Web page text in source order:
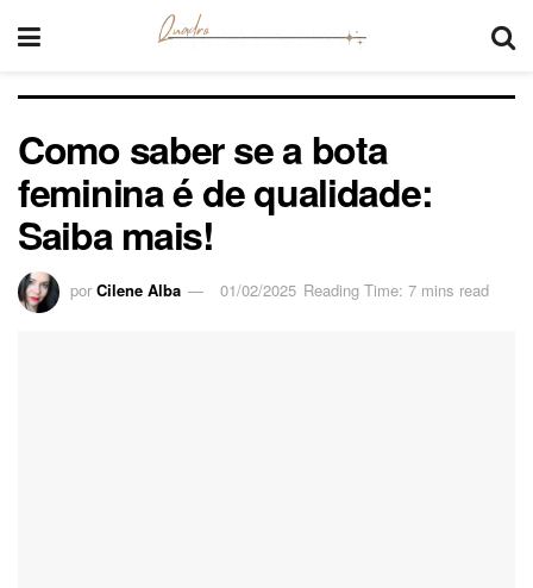
Como saber se a bota
feminina é de qualidade:
Saiba mais!
por Cilene Alba 01/02/2025 Reading Time: 7 mins read